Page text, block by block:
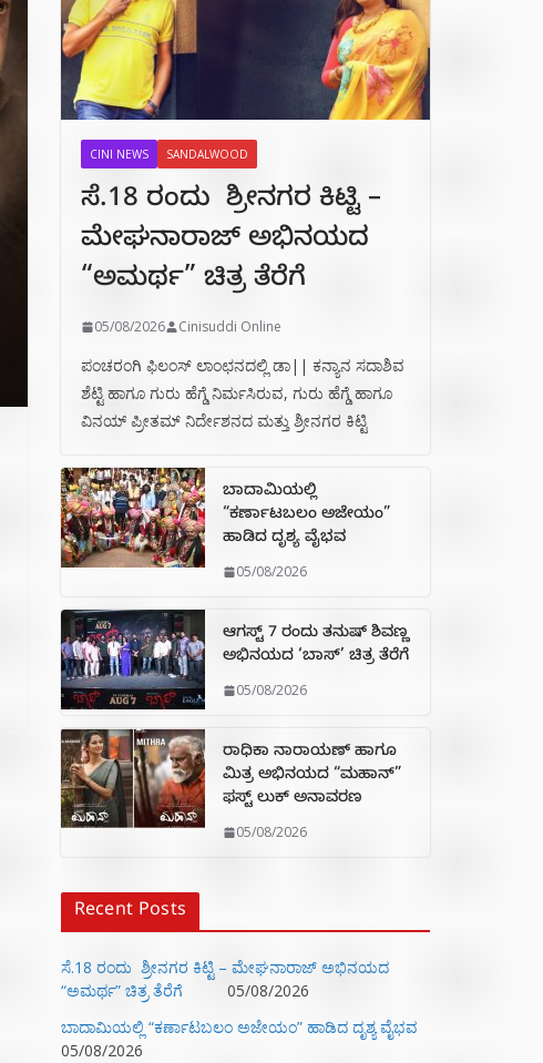
CINI NEWS SANDALWOOD
ಸೆ.18 ರಂದು ಶ್ರೀನಗರ ಕಿಟ್ಟಿ –
ಮೇಘನಾರಾಜ್ ಅಭಿನಯದ
“ಅಮರ್ಥ” ಚಿತ್ರ ತೆರೆಗೆ
05/08/2026 Cinisuddi Online
ಪಂಚರಂಗಿ ಫಿಲಂಸ್ ಲಾಂಛನದಲ್ಲಿ ಡಾ|| ಕನ್ಯಾನ ಸದಾಶಿವ
ಶೆಟ್ಟಿ ಹಾಗೂ ಗುರು ಹೆಗ್ಡೆ ನಿರ್ಮಸಿರುವ, ಗುರು ಹೆಗ್ಡೆ ಹಾಗೂ
ವಿನಯ್ ಪ್ರೀತಮ್ ನಿರ್ದೇಶನದ ಮತ್ತು ಶ್ರೀನಗರ ಕಿಟ್ಟಿ
ಬಾದಾಮಿಯಲ್ಲಿ
“ಕರ್ಣಾಟಬಲಂ ಅಜೇಯಂ”
ಹಾಡಿದ ದೃಶ್ಯ ವೈಭವ
05/08/2026
ಆಗಸ್ಟ್ 7 ರಂದು ತನುಷ್ ಶಿವಣ್ಣ
ಅಭಿನಯದ ‘ಬಾಸ್’ ಚಿತ್ರ ತೆರೆಗೆ
05/08/2026
ರಾಧಿಕಾ ನಾರಾಯಣ್ ಹಾಗೂ
ಮಿತ್ರ ಅಭಿನಯದ “ಮಹಾನ್”
ಫಸ್ಟ್ ಲುಕ್ ಅನಾವರಣ
05/08/2026
Recent Posts
ಸೆ.18 ರಂದು ಶ್ರೀನಗರ ಕಿಟ್ಟಿ – ಮೇಘನಾರಾಜ್ ಅಭಿನಯದ
“ಅಮರ್ಥ” ಚಿತ್ರ ತೆರೆಗೆ
05/08/2026
ಬಾದಾಮಿಯಲ್ಲಿ “ಕರ್ಣಾಟಬಲಂ ಅಜೇಯಂ” ಹಾಡಿದ ದೃಶ್ಯ ವೈಭವ
05/08/2026